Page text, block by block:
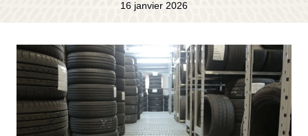
16 janvier 2026